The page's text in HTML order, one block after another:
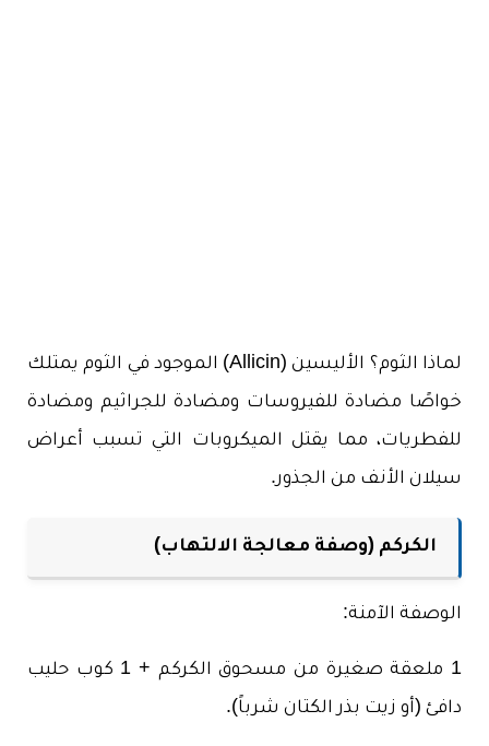
لماذا الثوم؟ الأليسين (Allicin) الموجود في الثوم يمتلك
خواصًا مضادة للفيروسات ومضادة للجراثيم ومضادة
للفطريات، مما يقتل الميكروبات التي تسبب أعراض
سيلان الأنف من الجذور.
الكركم (وصفة معالجة الالتهاب)
الوصفة الآمنة:
1 ملعقة صغيرة من مسحوق الكركم + 1 كوب حليب
دافئ (أو زيت بذر الكتان شرباً).